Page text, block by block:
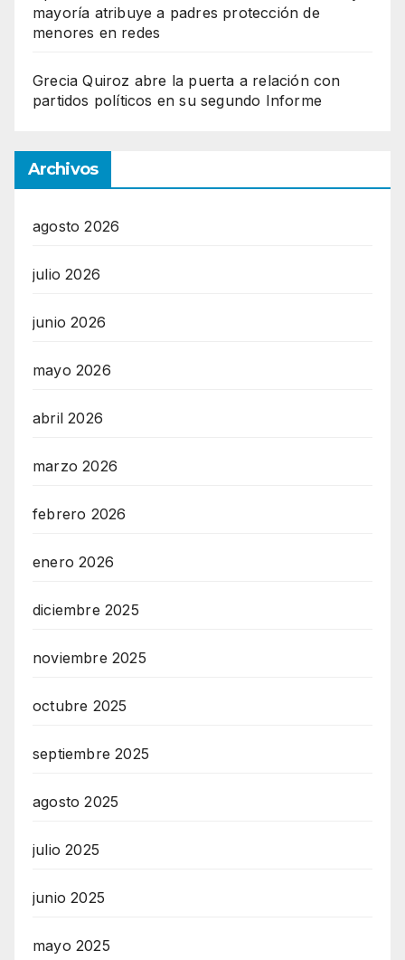
mayoría atribuye a padres protección de
menores en redes
Grecia Quiroz abre la puerta a relación con
partidos políticos en su segundo Informe
Archivos
agosto 2026
julio 2026
junio 2026
mayo 2026
abril 2026
marzo 2026
febrero 2026
enero 2026
diciembre 2025
noviembre 2025
octubre 2025
septiembre 2025
agosto 2025
julio 2025
junio 2025
mayo 2025